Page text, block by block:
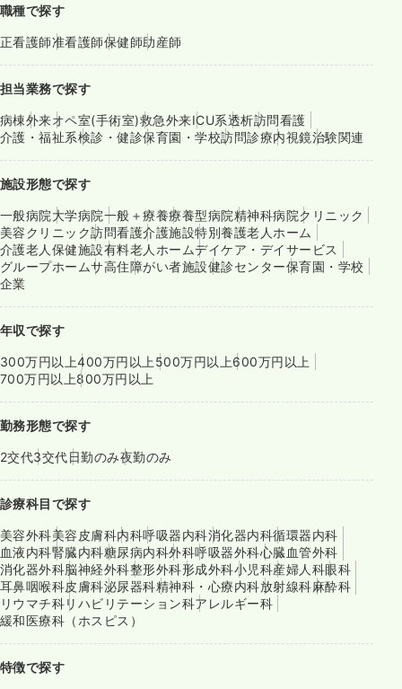
職種で探す
正看護師准看護師保健師助産師
担当業務で探す
病棟外来オペ室(手術室)救急外来ICU系透析訪問看護
介護・福祉系検診・健診保育園・学校訪問診療内視鏡治験関連
施設形態で探す
一般病院大学病院一般＋療養療養型病院精神科病院クリニック
美容クリニック訪問看護介護施設特別養護老人ホーム
介護老人保健施設有料老人ホームデイケア・デイサービス
グループホームサ高住障がい者施設健診センター保育園・学校
企業
年収で探す
300万円以上400万円以上 500万円以上600万円以上
700万円以上800万円以上
勤務形態で探す
2交代3交代日勤のみ夜勤のみ
診療科目で探す
美容外科美容皮膚科内科呼吸器内科消化器内科循環器内科
血液内科腎臓内科糖尿病内科外科呼吸器外科心臓血管外科
消化器外科脳神経外科整形外科形成外科小児科産婦人科眼科
耳鼻咽喉科皮膚科泌尿器科精神科・心療内科放射線科麻酔科
リウマチ科リハビリテーション科アレルギー科
緩和医療科（ホスピス）
特徴で探す